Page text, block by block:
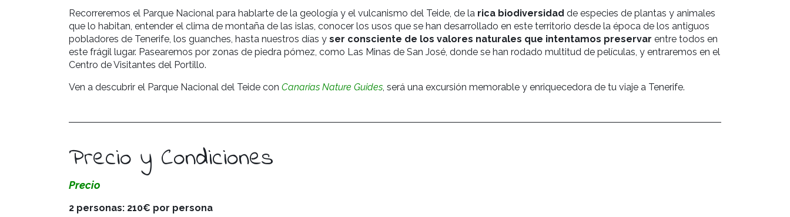
Recorreremos el Parque Nacional para hablarte de la geología y el vulcanismo del Teide, de la rica biodiversidad de especies de plantas y animales
que lo habitan, entender el clima de montaña de las islas, conocer los usos que se han desarrollado en este territorio desde la época de los antiguos
pobladores de Tenerife, los guanches, hasta nuestros días y ser consciente de los valores naturales que intentamos preservar entre todos en
este frágil lugar. Pasearemos por zonas de piedra pómez, como Las Minas de San José, donde se han rodado multitud de películas, y entraremos en el
Centro de Visitantes del Portillo.
Ven a descubrir el Parque Nacional del Teide con Canarias Nature Guides, será una excursión memorable y enriquecedora de tu viaje a Tenerife.
Precio y Condiciones
Precio
2 personas: 210€ por persona